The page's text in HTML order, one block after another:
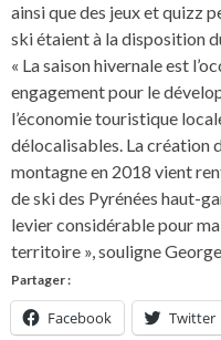
ainsi que des jeux et quizz
ski étaient à la disposition
« La saison hivernale est
engagement pour le
l’économie touristique
délocalisables. La création
montagne en 2018 vient
de ski des Pyrénées haut-
levier considérable pour
territoire », souligne
Partager :
Facebook Twitter